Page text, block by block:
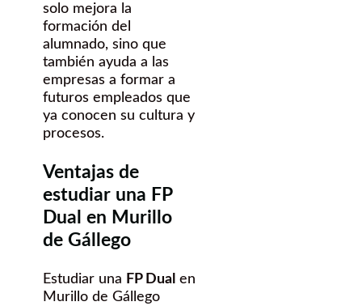
solo mejora la
formación del
alumnado, sino que
también ayuda a las
empresas a formar a
futuros empleados que
ya conocen su cultura y
procesos.
Ventajas de
estudiar una FP
Dual en Murillo
de Gállego
Estudiar una FP Dual en
Murillo de Gállego